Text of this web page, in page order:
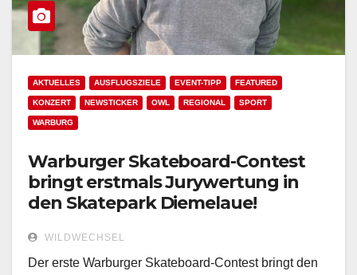
AKTUELLES AUSFLUGSZIELE EVENT-TIPP FEATURED
KONZERT NEWSTICKER OWL REGIONAL SPORT
WARBURG
Warburger Skateboard-Contest
bringt erstmals Jurywertung in
den Skatepark Diemelaue!
WILDWECHSEL
Der erste Warburger Skateboard-Contest bringt den